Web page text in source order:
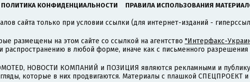
ПОЛИТИКА КОНФИДЕНЦИАЛЬНОСТИ ПРАВИЛА ИСПОЛЬЗОВАНИЯ
сайта только при условии ссылки (для интернет-изданий -
размещены на этом сайте со ссылкой на агентство "Интерфакс-
в любой форме, иначе как с письменного разрешения
НОВОСТИ КОМПАНИЙ и ПОЗИЦИЯ являются рекламными и
которые в них продвигаются. Материалы с плашкой СПЕЦПРОЕКТ